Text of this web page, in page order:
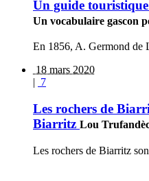
Un guide
Un vocabulaire gascon
En 1856, A. Germond
18 mars 2020
| 7
Les rochers de
Biarritz Lou
Les rochers de Biarritz